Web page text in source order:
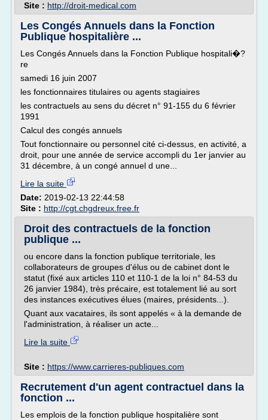
Site : http://droit-medical.com
Les Congés Annuels dans la Fonction
Publique hospitalière ...
Les Congés Annuels dans la Fonction Publique hospitali�?
re
samedi 16 juin 2007
les fonctionnaires titulaires ou agents stagiaires
les contractuels au sens du décret n° 91-155 du 6 février
1991
Calcul des congés annuels
Tout fonctionnaire ou personnel cité ci-dessus, en activité, a
droit, pour une année de service accompli du 1er janvier au
31 décembre, à un congé annuel d une...
Lire la suite
Date: 2019-02-13 22:44:58
Site : http://cgt.chgdreux.free.fr
Droit des contractuels de la fonction
publique ...
ou encore dans la fonction publique territoriale, les
collaborateurs de groupes d'élus ou de cabinet dont le
statut (fixé aux articles 110 et 110-1 de la loi n° 84-53 du
26 janvier 1984), très précaire, est totalement lié au sort
des instances exécutives élues (maires, présidents...).
Quant aux vacataires, ils sont appelés « à la demande de
l'administration, à réaliser un acte...
Lire la suite
Site : https://www.carrieres-publiques.com
Recrutement d'un agent contractuel dans la
fonction ...
Les emplois de la fonction publique hospitalière sont